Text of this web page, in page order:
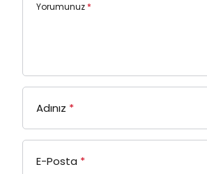
Yorumunuz *
Adınız *
E-Posta *